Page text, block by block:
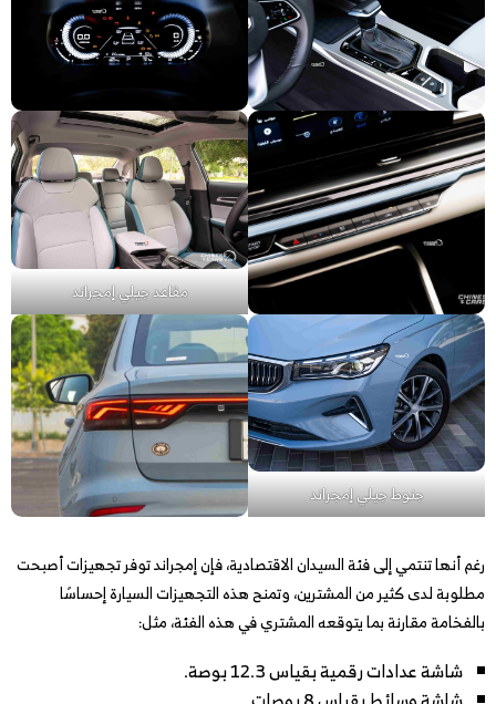
مقاعد جيلي إمجراند
جنوط جيلي إمجراند
رغم أنها تنتمي إلى فئة السيدان الاقتصادية، فإن إمجراند توفر تجهيزات أصبحت
مطلوبة لدى كثير من المشترين، وتمنح هذه التجهيزات السيارة إحساسًا
بالفخامة مقارنة بما يتوقعه المشتري في هذه الفئة، مثل:
شاشة عدادات رقمية بقياس 12.3 بوصة.